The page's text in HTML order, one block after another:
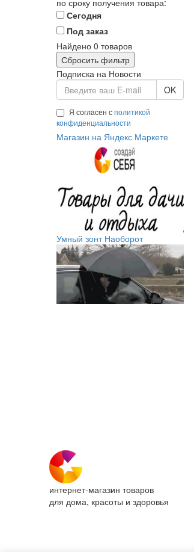
по сроку получения товара:
Сегодня
Под заказ
Найдено 0 товаров
Сбросить фильтр
Подписка на Новости
OK
Я согласен сполитикой
конфиденциальности
Магазин на Яндекс Маркете
Умный зонт Наоборот
интернет-магазин товаров
для дома, красоты и здоровья